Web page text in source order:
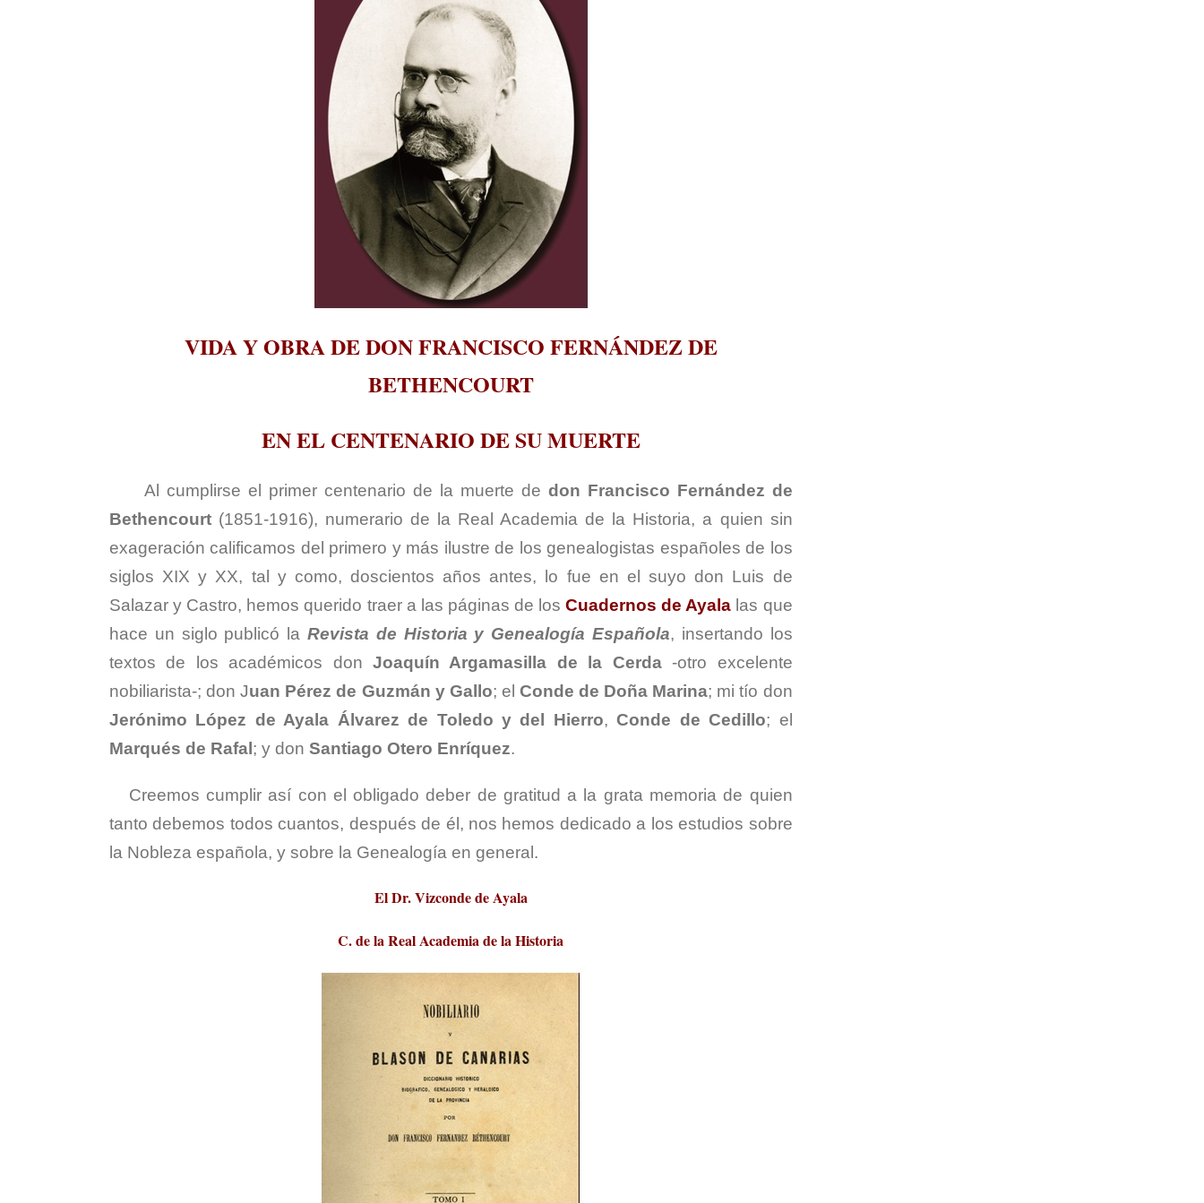
VIDA Y OBRA DE DON FRANCISCO FERNÁNDEZ DE
BETHENCOURT
EN EL CENTENARIO DE SU MUERTE
Al cumplirse el primer centenario de la muerte de don Francisco Fernández de
Bethencourt (1851-1916), numerario de la Real Academia de la Historia, a quien sin
exageración calificamos del primero y más ilustre de los genealogistas españoles de los
siglos XIX y XX, tal y como, doscientos años antes, lo fue en el suyo don Luis de
Salazar y Castro, hemos querido traer a las páginas de los Cuadernos de Ayala las que
hace un siglo publicó la Revista de Historia y Genealogía Española, insertando los
textos de los académicos donJoaquín Argamasilla de la Cerda-otro excelente
nobiliarista-; don Juan Pérez de Guzmán y Gallo; el Conde de Doña Marina; mi tío don
Jerónimo López de Ayala Álvarez de Toledo y del Hierro,Conde de Cedillo; el
Marqués de Rafal ; y don Santiago Otero Enríquez.
Creemos cumplir así con el obligado deber de gratitud a la grata memoria de quien
tanto debemos todos cuantos, después de él, nos hemos dedicado a los estudios sobre
la Nobleza española, y sobre la Genealogía en general.
El Dr. Vizconde de Ayala
C. de la Real Academia de la Historia